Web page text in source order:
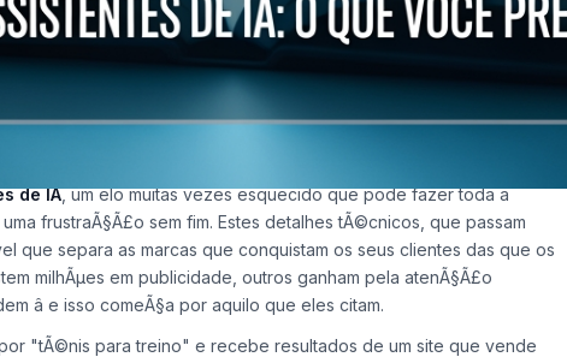
em 2026
de IA, um elo muitas vezes esquecido que pode fazer toda a
frustraÃ§Ã£o sem fim. Estes detalhes tÃ©cnicos, que passam
que separa as marcas que conquistam os seus clientes das que os
milhÃµes em publicidade, outros ganham pela atenÃ§Ã£o
â e isso comeÃ§a por aquilo que eles citam.
"tÃ©nis para treino" e recebe resultados de um site que vende